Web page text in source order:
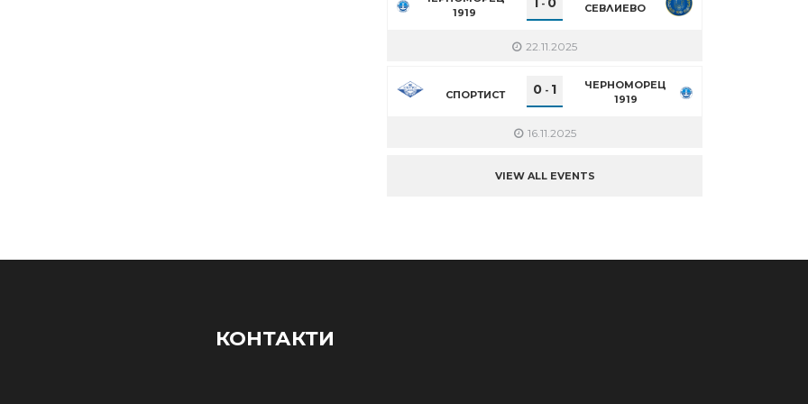
1919
- СЕВЛИЕВО
22.11.2025
СПОРТИСТ 0 - 1
ЧЕРНОМОРЕЦ
1919
16.11.2025
VIEW ALL EVENTS
КОНТАКТИ